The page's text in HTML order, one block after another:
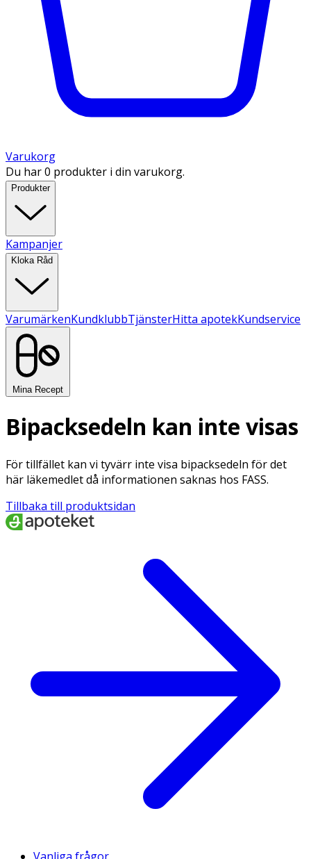
Varukorg
Du har 0 produkter i din varukorg.
Produkter
Kampanjer
Kloka Råd
VarumärkenKundklubbTjänsterHitta apotekKundservice
Mina Recept
Bipacksedeln kan inte visas
För tillfället kan vi tyvärr inte visa bipacksedeln för det
här läkemedlet då informationen saknas hos FASS.
Tillbaka till produktsidan